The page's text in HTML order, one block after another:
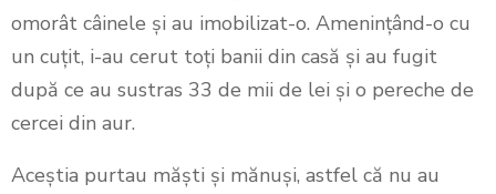
omorât câinele și au imobilizat-o. Amenințând-o cu
un cuțit, i-au cerut toți banii din casă și au fugit
după ce au sustras 33 de mii de lei și o pereche de
cercei din aur.
Aceștia purtau măști și mănuși, astfel că nu au